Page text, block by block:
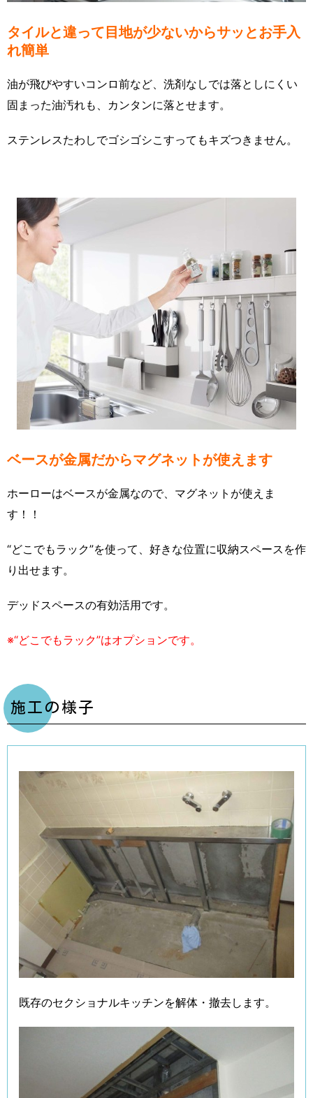
タイルと違って目地が少ないからサッとお手入
れ簡単
油が飛びやすいコンロ前など、洗剤なしでは落としにくい
固まった油汚れも、カンタンに落とせます。
ステンレスたわしでゴシゴシこすってもキズつきません。
ベースが金属だからマグネットが使えます
ホーローはベースが金属なので、マグネットが使えま
す！！
“どこでもラック”を使って、好きな位置に収納スペースを作
り出せます。
デッドスペースの有効活用です。
※“どこでもラック”はオプションです。
施工の様子
既存のセクショナルキッチンを解体・撤去します。